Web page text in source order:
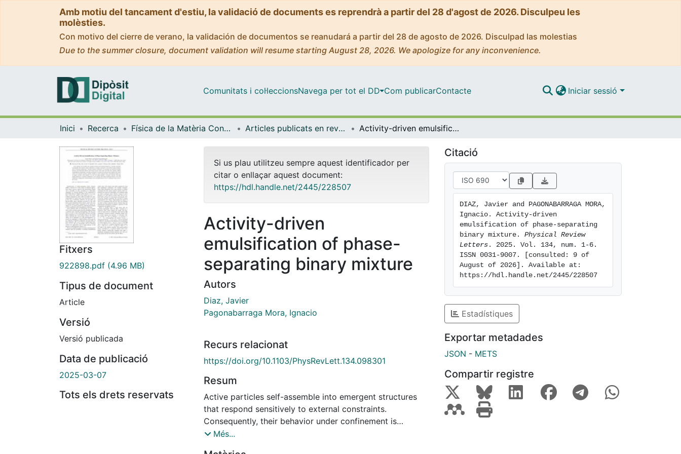
Amb motiu del tancament d'estiu, la validació de documents es reprendrà a partir del 28 d'agost de 2026. Disculpeu les
molèsties.
Con motivo del cierre de verano, la validación de documentos se reanudará a partir del 28 de agosto de 2026. Disculpad las molestias
Due to the summer closure, document validation will resume starting August 28, 2026. We apologize for any inconvenience.
Comunitats i col·leccionsNavega per tot el DD Com publicarContacte Iniciar sessió
Inici Recerca Física de la Matèria Condensada Articles publicats en revistes (Física de la Matèria Condensada) Activity-driven emulsification of phase-separating binary mixture
Fitxers
922898.pdf (4.96 MB)
Tipus de document
Article
Versió
Versió publicada
Data de publicació
2025-03-07
Tots els drets reservats
Si us plau utilitzeu sempre aquest identificador per
citar o enllaçar aquest document:
https://hdl.handle.net/2445/228507
Activity-driven
emulsification of phase-
separating binary mixture
Autors
Diaz, Javier
Pagonabarraga Mora, Ignacio
Recurs relacionat
https://doi.org/10.1103/PhysRevLett.134.098301
Resum
Active particles self-assemble into emergent structures
that respond sensitively to external constraints.
Consequently, their behavior under confinement is
complex, especially in soft confined media, leading to
Més...
Citació
DIAZ, Javier and PAGONABARRAGA MORA,
Ignacio. Activity-driven
emulsification of phase-separating
binary mixture. Physical Review
Letters . 2025. Vol. 134, num. 1-6.
ISSN 0031-9007. [consulted: 9 of
August of 2026]. Available at:
https://hdl.handle.net/2445/228507
Estadístiques
Exportar metadades
JSON - METS
Compartir registre